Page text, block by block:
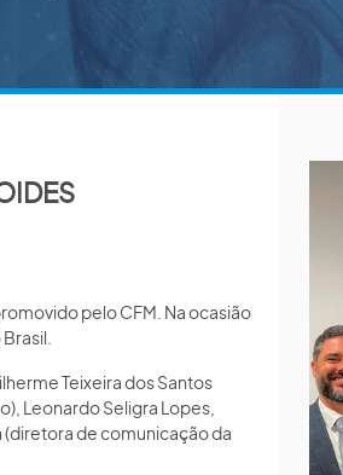
pelo CFM. Na ocasião
Teixeira dos Santos
Leonardo Seligra Lopes,
(diretora de comunicação da